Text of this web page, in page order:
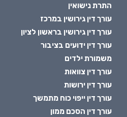
התרת נישואין
עורך דין גירושין במרכז
עורך דין גירושין בראשון לציון
עורך דין ידועים בציבור
משמורת ילדים
עורך דין צוואות
עורך דין ירושות
עורך דין ייפוי כוח מתמשך
עורך דין הסכם ממון